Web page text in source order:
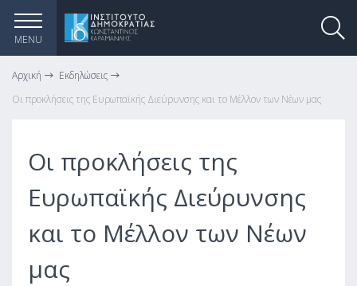
MENU
Αρχική
Εκδηλώσεις
Οι προκλήσεις της Ευρωπαϊκής Διεύρυνσης και το Μέλλον των Νέων μας
Οι προκλήσεις της
Ευρωπαϊκής Διεύρυνσης
και το Μέλλον των Νέων
μας